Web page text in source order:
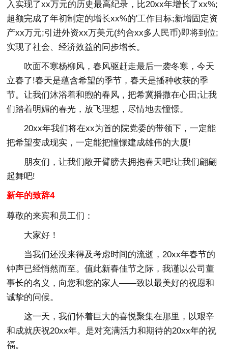
入实现了xx万元的历史最高纪录，比20xx年增长了xx%;
超额完成了年初制定的增长xx%的'工作目标;新增固定资
产xx万元;引进外资xx万美元(约合xx多人民币)即将到位;
实现了社会、经济效益的同步增长。
吹面不寒杨柳风，春风驱赶走最后一袭冬寒，今天
立春了!春天是蕴含希望的季节，春天是播种收获的季
节。让我们沐浴着和煦的春风，把希冀播撒在心田;让我
们踏着明媚的春光，放飞理想，尽情地去憧憬。
20xx年我们将在xx为首的院党委的带领下，一定能
把希望变成现实，一定能把憧憬建成雄伟的大厦!
朋友们，让我们敞开臂膀去拥抱春天吧!让我们翩翩
起舞吧!
新年的致辞4
尊敬的来宾和员工们：
大家好！
当我们还没来得及考虑时间的流逝，20xx年春节的
钟声已经悄然而至。值此新春佳节之际，我谨以公司董
事长的名义，向您和您的家人——致以最美好的祝愿和
诚挚的问候。
这一天，我们怀着巨大的喜悦聚集在那里，以艰辛
和成就庆祝20xx年。是对充满活力和期待的20xx年的祝
福。